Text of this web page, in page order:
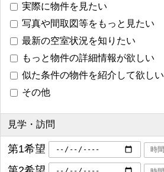
実際に物件を見たい
写真や間取図等をもっと見たい
最新の空室状況を知りたい
もっと物件の詳細情報が欲しい
似た条件の物件を紹介して欲しい
その他
見学・訪問
第1希望